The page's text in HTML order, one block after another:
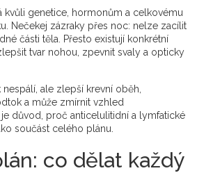
kvůli genetice, hormonům a celkovému
Nečekej zázraky přes noc: nelze zacílit
části těla. Přesto existují konkrétní
tvar nohou, zpevnit svaly a opticky
ale zlepší krevní oběh,
a může zmírnit vzhled
důvod, proč anticelulitidní a lymfatické
součást celého plánu.
co dělat každý